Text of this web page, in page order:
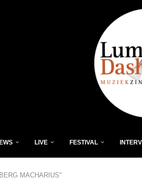
LIVE FESTIVAL
MACHARIUS"